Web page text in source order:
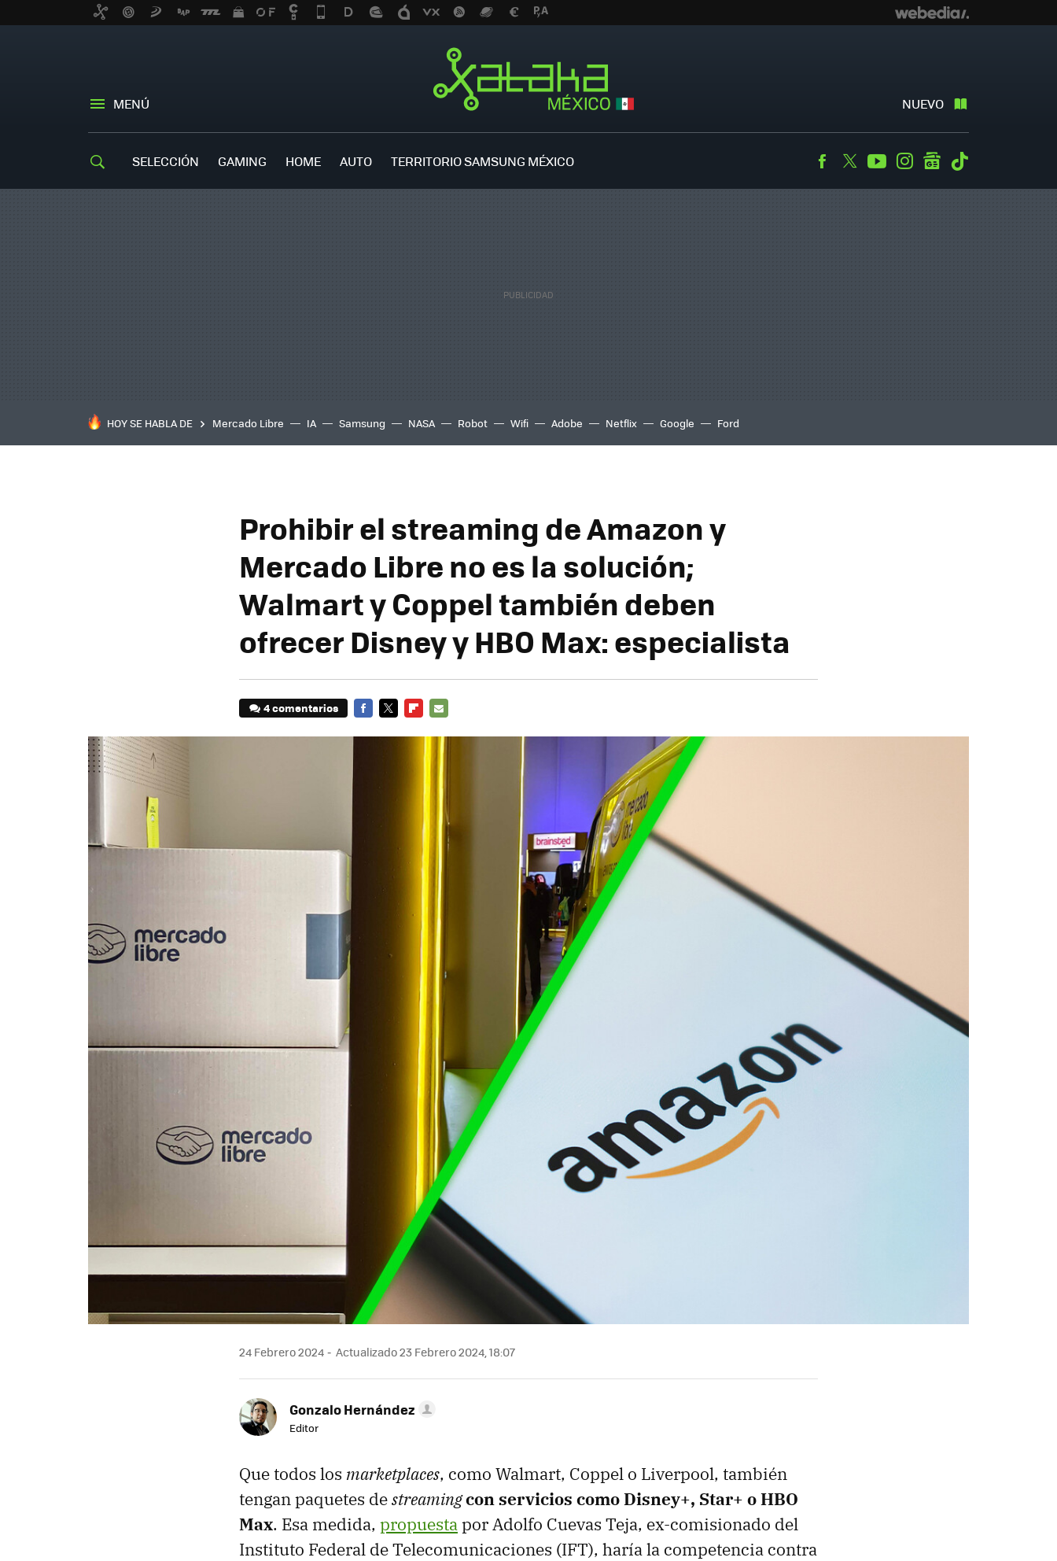
MENÚ NUEVO
SELECCIÓN GAMING HOME AUTO TERRITORIO SAMSUNG MÉXICO Facebook
TwitterYoutubeInstagramgooglenews
HOY SE HABLA DE Mercado Libre IA Samsung NASA Robot Wifi Adobe Netflix Google Ford
Prohibir el streaming de Amazon y
Mercado Libre no es la solución;
Walmart y Coppel también deben
ofrecer Disney y HBO Max: especialista
4 comentarios
MAIL
24 Febrero 2024 Actualizado 23 Febrero 2024, 18:07
Gonzalo Hernández
Editor
Que todos los marketplaces, como Walmart, Coppel o Liverpool, también
tengan paquetes destreamingcon servicios como Disney+, Star+ o HBO
Max. Esa medida, propuestapor Adolfo Cuevas Teja, ex-comisionado del
Instituto Federal de Telecomunicaciones (IFT), haría la competencia contra